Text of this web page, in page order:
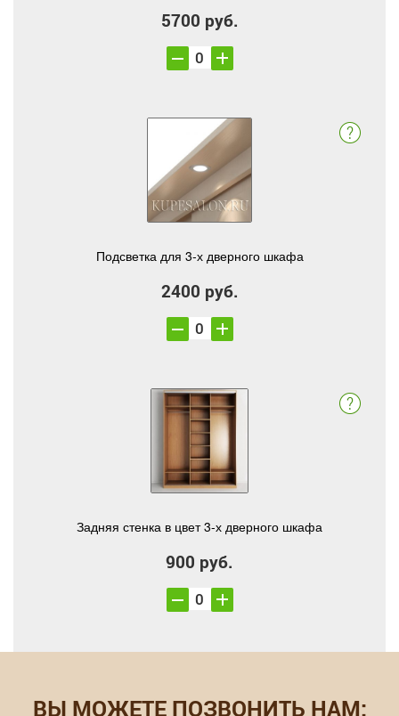
5700 руб.
Подсветка для 3-х дверного шкафа
2400 руб.
Задняя стенка в цвет 3-х дверного шкафа
900 руб.
ВЫ МОЖЕТЕ ПОЗВОНИТЬ НАМ: